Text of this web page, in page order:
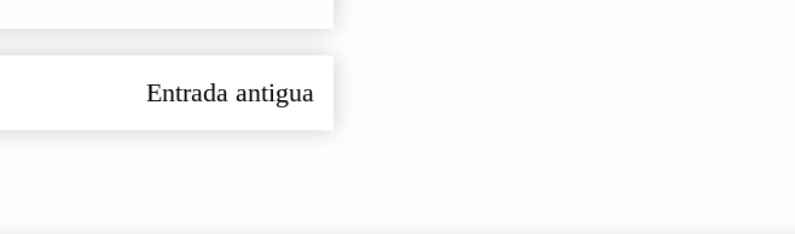
Entrada antigua